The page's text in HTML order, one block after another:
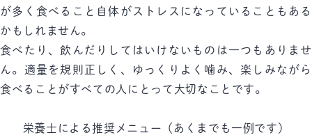
が多く食べること自体がストレスになっていることもある
かもしれません。
食べたり、飲んだりしてはいけないものは一つもありませ
ん。適量を規則正しく、ゆっくりよく噛み、楽しみながら
食べることがすべての人にとって大切なことです。
栄養士による推奨メニュー（あくまでも一例です）